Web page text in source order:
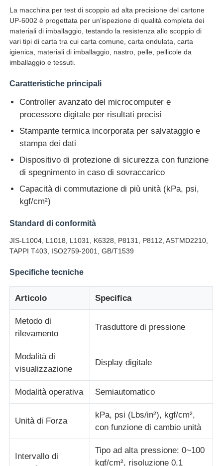
Fatory Tour
Controllo di qualità
Attrezzatura di prova di laboratorio
Camera per test ambientali
Macchina di test universale
Macchina per test di impatto
Apparecchiature per test sulle calzature
Attrezzature per la prova degli adesivi
La macchina per test di scoppio ad alta precisione del cartone
UP-6002 è progettata per un'ispezione di qualità completa dei
materiali di imballaggio, testando la resistenza allo scoppio di
vari tipi di carta tra cui carta comune, carta ondulata, carta
igienica, materiali di imballaggio, nastro, pelle, pellicole da
imballaggio e tessuti.
Caratteristiche principali
Controller avanzato del microcomputer e
processore digitale per risultati precisi
Stampante termica incorporata per salvataggio e
stampa dei dati
Dispositivo di protezione di sicurezza con funzione
di spegnimento in caso di sovraccarico
Capacità di commutazione di più unità (kPa, psi,
kgf/cm²)
Standard di conformità
JIS-L1004, L1018, L1031, K6328, P8131, P8112, ASTMD2210,
TAPPI T403, ISO2759-2001, GB/T1539
Specifiche tecniche
Articolo Specifica
Metodo di
rilevamento
Trasduttore di pressione
Modalità di
visualizzazione
Display digitale
Modalità operativa Semiautomatico
Unità di Forza
kPa, psi (Lbs/in²), kgf/cm²,
con funzione di cambio unità
Intervallo di
Tipo ad alta pressione: 0~100
kgf/cm², risoluzione 0,1